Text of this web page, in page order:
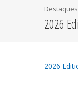
Destaques
2026
2026